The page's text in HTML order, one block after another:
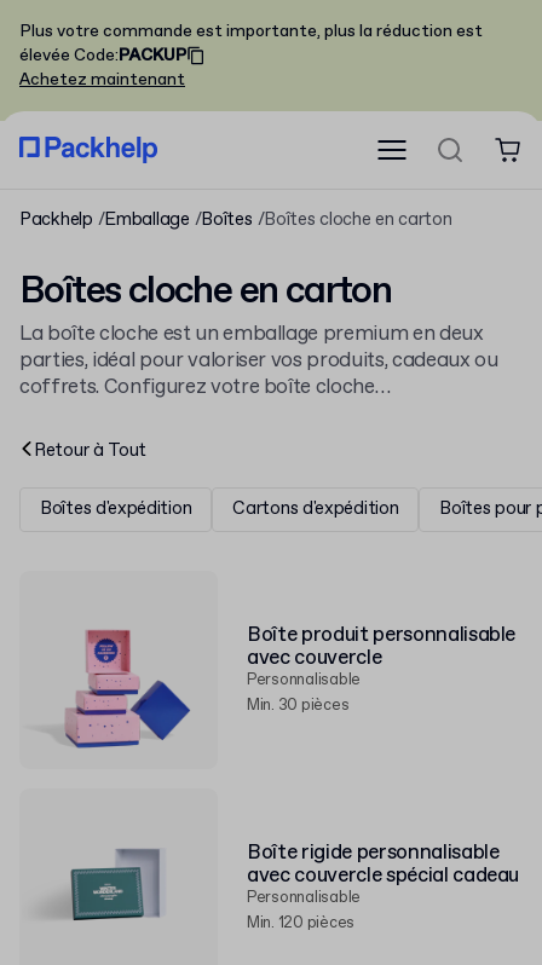
Plus votre commande est importante, plus la réduction est
élevée Code:PACKUP
Achetez maintenant
Packhelp Emballage Boîtes Boîtes cloche en carton
Boîtes cloche en carton
La boîte cloche est un emballage premium en deux
parties, idéal pour valoriser vos produits, cadeaux ou
coffrets. Configurez votre boîte cloche
Explorez notre gamme complète de
Retour à Tout
Boîtes d'expédition Cartons d'expédition Boîtes pour
Boîte produit personnalisable
avec couvercle
Personnalisable
Min. 30 pièces
Boîte rigide personnalisable
avec couvercle spécial cadeau
Personnalisable
Min. 120 pièces